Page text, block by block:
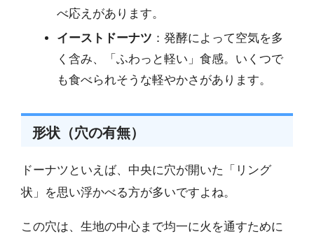
べ応えがあります。
イーストドーナツ ：発酵によって空気を多
く含み、「ふわっと軽い」食感。いくつで
も食べられそうな軽やかさがあります。
形状（穴の有無）
ドーナツといえば、中央に穴が開いた「リング
状」を思い浮かべる方が多いですよね。
この穴は、生地の中心まで均一に火を通すために